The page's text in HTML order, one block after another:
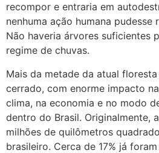
recompor e entraria em
nenhuma ação humana pudesse
Não haveria árvores suficientes
regime de chuvas.
Mais da metade da atual
cerrado, com enorme impacto
clima, na economia e no modo
dentro do Brasil. Originalmente,
milhões de quilômetros
brasileiro. Cerca de 17% já